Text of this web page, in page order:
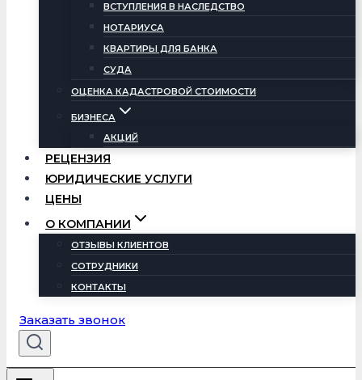
ВСТУПЛЕНИЯ В НАСЛЕДСТВО
НОТАРИУСА
КВАРТИРЫ ДЛЯ БАНКА
СУДА
ОЦЕНКА КАДАСТРОВОЙ СТОИМОСТИ
БИЗНЕСА
АКЦИЙ
РЕЦЕНЗИЯ
ЮРИДИЧЕСКИЕ УСЛУГИ
ЦЕНЫ
О КОМПАНИИ
ОТЗЫВЫ КЛИЕНТОВ
СОТРУДНИКИ
КОНТАКТЫ
Заказать звонок